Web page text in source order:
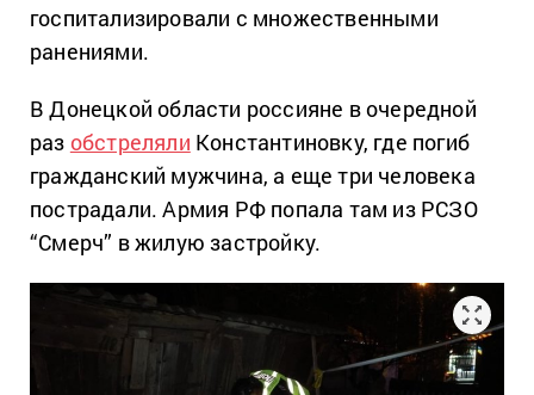
госпитализировали с множественными
ранениями.
В Донецкой области россияне в очередной
раз обстреляли Константиновку, где погиб
гражданский мужчина, а еще три человека
пострадали. Армия РФ попала там из РСЗО
“Смерч” в жилую застройку.